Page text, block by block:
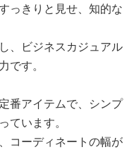
っきりと見せ、知的な
、ビジネスカジュアル
です。
番アイテムで、シンプ
ています。
コーディネートの幅が